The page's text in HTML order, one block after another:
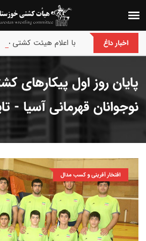
اخبار داغ با اعلام هیئت کشتی
پایان روز اول پیکارهای
نوجوانان قهرمانی آسیا -
افتخار آفرینی و کسب مدال